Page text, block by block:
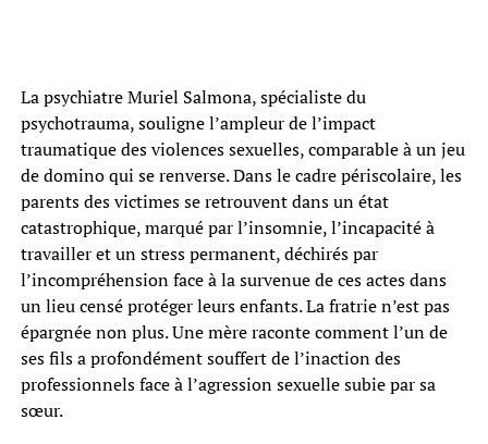
La psychiatre Muriel Salmona, spécialiste du
psychotrauma, souligne l’ampleur de l’impact
traumatique des violences sexuelles, comparable à un jeu
de domino qui se renverse. Dans le cadre périscolaire, les
parents des victimes se retrouvent dans un état
catastrophique, marqué par l’insomnie, l’incapacité à
travailler et un stress permanent, déchirés par
l’incompréhension face à la survenue de ces actes dans
un lieu censé protéger leurs enfants. La fratrie n’est pas
épargnée non plus. Une mère raconte comment l’un de
ses fils a profondément souffert de l’inaction des
professionnels face à l’agression sexuelle subie par sa
sœur.